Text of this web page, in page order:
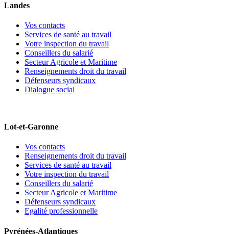
Landes
Vos contacts
Services de santé au travail
Votre inspection du travail
Conseillers du salarié
Secteur Agricole et Maritime
Renseignements droit du travail
Défenseurs syndicaux
Dialogue social
Lot-et-Garonne
Vos contacts
Renseignements droit du travail
Services de santé au travail
Votre inspection du travail
Conseillers du salarié
Secteur Agricole et Maritime
Défenseurs syndicaux
Egalité professionnelle
Pyrénées-Atlantiques